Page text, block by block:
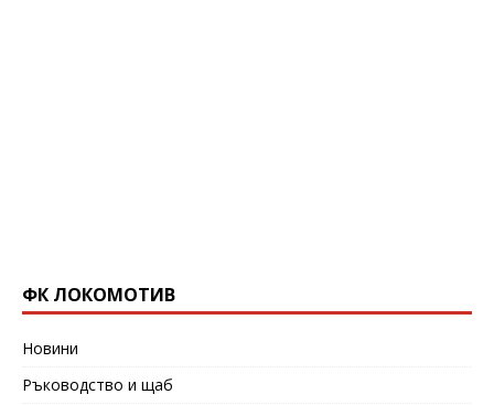
ФК ЛОКОМОТИВ
Новини
Ръководство и щаб